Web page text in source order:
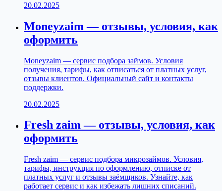
20.02.2025
Moneyzaim — отзывы, условия, как
оформить
Moneyzaim — сервис подбора займов. Условия
получения, тарифы, как отписаться от платных услуг,
отзывы клиентов. Официальный сайт и контакты
поддержки.
20.02.2025
Fresh zaim — отзывы, условия, как
оформить
Fresh zaim — сервис подбора микрозаймов. Условия,
тарифы, инструкция по оформлению, отписке от
платных услуг и отзывы заёмщиков. Узнайте, как
работает сервис и как избежать лишних списаний.